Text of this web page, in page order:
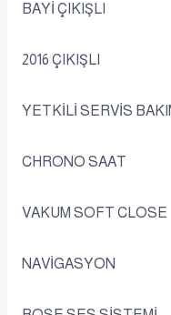
BAYİ ÇIKIŞLI
2016 ÇIKIŞLI
YETKİLİ SERVİS
CHRONO SAAT
VAKUM SOFT CLOSE
NAVİGASYON